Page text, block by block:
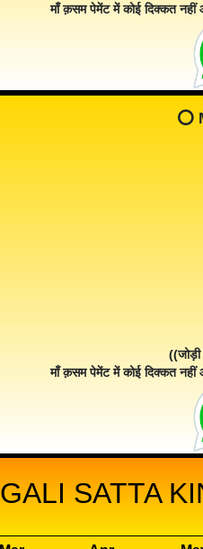
माँ क़सम पेमेंट में कोई दिक्कत नहीं
⭕️
माँ क़सम पेमेंट में कोई दिक्कत नहीं
GALI SATTA